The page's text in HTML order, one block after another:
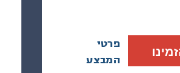
פרטי
המבצע